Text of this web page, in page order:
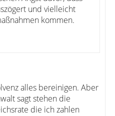
und vielleicht
kommen.
alles bereinigen. Aber
sagt stehen die
die ich zahlen